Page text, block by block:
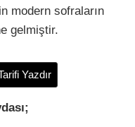
modern sofraların
gelmiştir.
Yazdır